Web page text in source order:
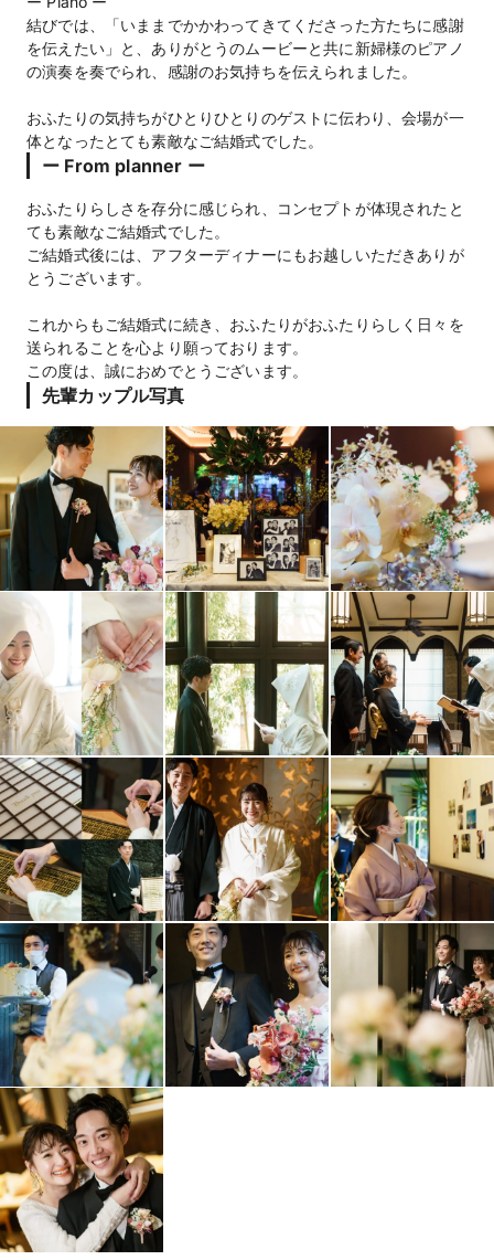
結びでは、「いままでかかわってきてくださった方たちに感謝
を伝えたい」と、ありがとうのムービーと共に新婦様のピアノ
の演奏を奏でられ、感謝のお気持ちを伝えられました。
おふたりの気持ちがひとりひとりのゲストに伝わり、会場が一
体となったとても素敵なご結婚式でした。
ー From planner ー
おふたりらしさを存分に感じられ、コンセプトが体現されたと
ても素敵なご結婚式でした。
ご結婚式後には、アフターディナーにもお越しいただきありが
とうございます。
これからもご結婚式に続き、おふたりがおふたりらしく日々を
送られることを心より願っております。
この度は、誠におめでとうございます。
先輩カップル写真